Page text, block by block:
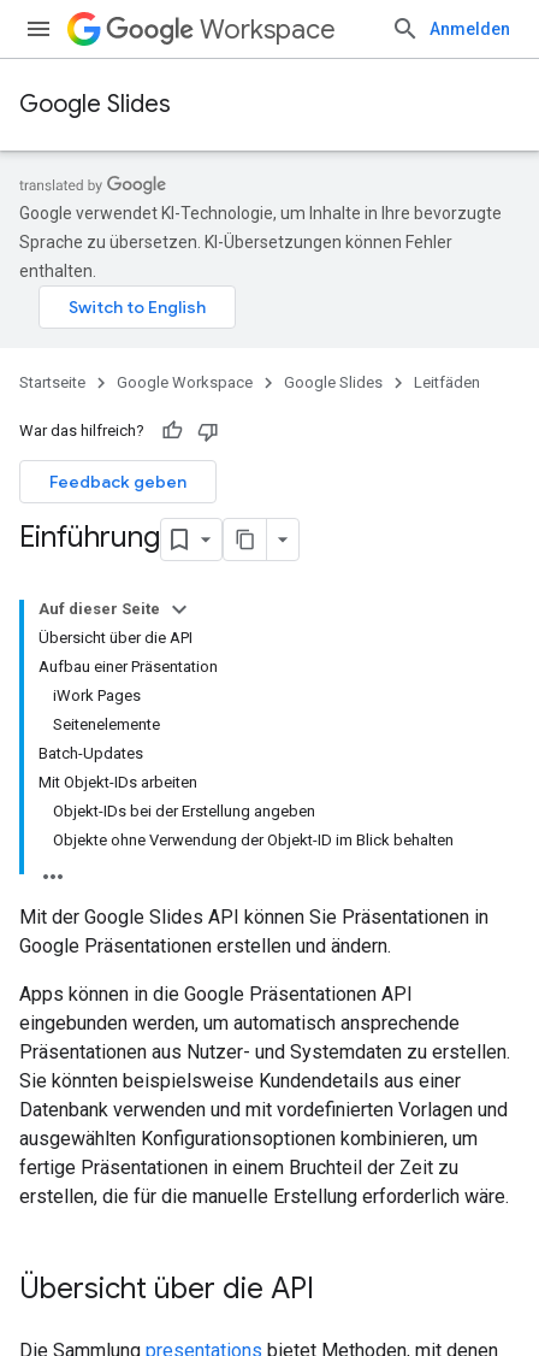
Workspace Anmelden
Google Slides
Google verwendet KI-Technologie, um Inhalte in Ihre bevorzugte
Sprache zu übersetzen. KI-Übersetzungen können Fehler
enthalten.
Startseite Google Workspace Google Slides Leitfäden
War das hilfreich?
Feedback geben
Einführung
Auf dieser Seite
Übersicht über die API
Aufbau einer Präsentation
iWork Pages
Seitenelemente
Batch-Updates
Mit Objekt-IDs arbeiten
Objekt-IDs bei der Erstellung angeben
Objekte ohne Verwendung der Objekt-ID im Blick behalten
Mit der Google Slides API können Sie Präsentationen in
Google Präsentationen erstellen und ändern.
Apps können in die Google Präsentationen API
eingebunden werden, um automatisch ansprechende
Präsentationen aus Nutzer- und Systemdaten zu erstellen.
Sie könnten beispielsweise Kundendetails aus einer
Datenbank verwenden und mit vordefinierten Vorlagen und
ausgewählten Konfigurationsoptionen kombinieren, um
fertige Präsentationen in einem Bruchteil der Zeit zu
erstellen, die für die manuelle Erstellung erforderlich wäre.
Übersicht über die API
Die Sammlung presentations bietet Methoden, mit denen